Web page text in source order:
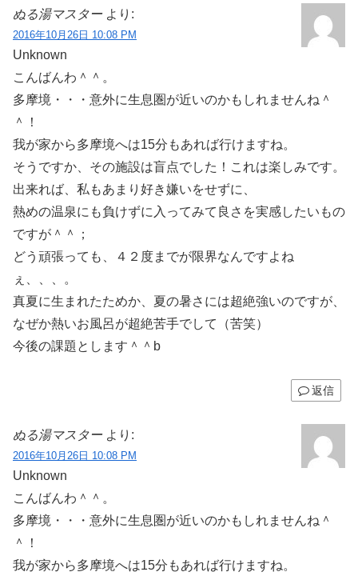
ぬる湯マスター より:
2016年10月26日 10:08 PM
Unknown
こんばんわ＾＾。
多摩境・・・意外に生息圏が近いのかもしれませんね＾
＾！
我が家から多摩境へは15分もあれば行けますね。
そうですか、その施設は盲点でした！これは楽しみです。
出来れば、私もあまり好き嫌いをせずに、
熱めの温泉にも負けずに入ってみて良さを実感したいもの
ですが＾＾；
どう頑張っても、４２度までが限界なんですよね
ぇ、、、。
真夏に生まれたためか、夏の暑さには超絶強いのですが、
なぜか熱いお風呂が超絶苦手でして（苦笑）
今後の課題とします＾＾b
返信
ぬる湯マスター より:
2016年10月26日 10:08 PM
Unknown
こんばんわ＾＾。
多摩境・・・意外に生息圏が近いのかもしれませんね＾
＾！
我が家から多摩境へは15分もあれば行けますね。